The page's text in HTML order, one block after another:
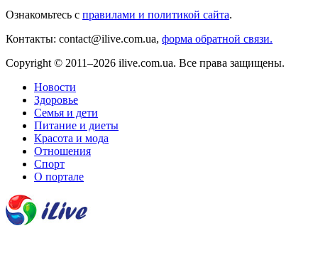
Ознакомьтесь с правилами и политикой сайта.
Контакты: contact@ilive.com.ua, форма обратной связи.
Copyright © 2011–2026 ilive.com.ua. Все права защищены.
Новости
Здоровье
Семья и дети
Питание и диеты
Красота и мода
Отношения
Спорт
О портале